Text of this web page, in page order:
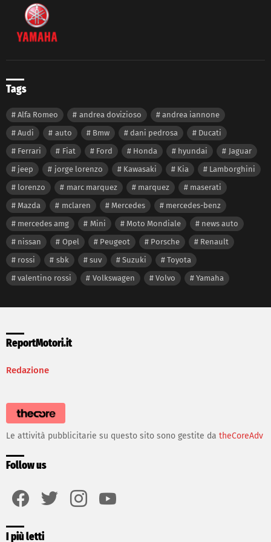
Tags
Alfa Romeo andrea dovizioso
andrea iannone
Audi
auto Bmw dani pedrosa
Ducati
Ferrari
Fiat Ford Honda hyundai
Jaguar
jeep
jorge lorenzo Kawasaki Kia
Lamborghini
lorenzo
marc marquez marquez
maserati
Mazda
mclaren Mercedes
mercedes-benz
mercedes amg
Mini Moto Mondiale
news auto
nissan
Opel Peugeot Porsche
Renault
rossi
sbk suv Suzuki
Toyota
valentino rossi
Volkswagen Volvo Yamaha
ReportMotori.it
Redazione
Le attività pubblicitarie su questo sito sono gestite da theCoreAdv
Follow us
I più letti